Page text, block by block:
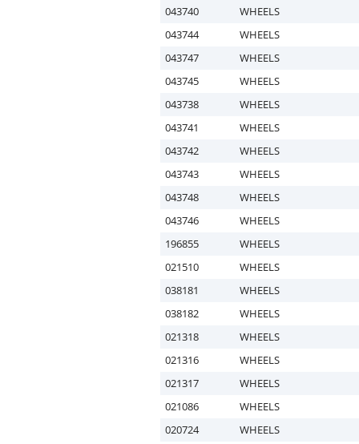
043740
WHEELS
043744
WHEELS
043747
WHEELS
043745
WHEELS
043738
WHEELS
043741
WHEELS
043742
WHEELS
043743
WHEELS
043748
WHEELS
043746
WHEELS
196855
WHEELS
021510
WHEELS
038181
WHEELS
038182
WHEELS
021318
WHEELS
021316
WHEELS
021317
WHEELS
021086
WHEELS
020724
WHEELS